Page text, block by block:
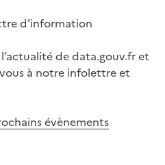
d'information
de data.gouv.fr et
à notre infolettre et
évènements